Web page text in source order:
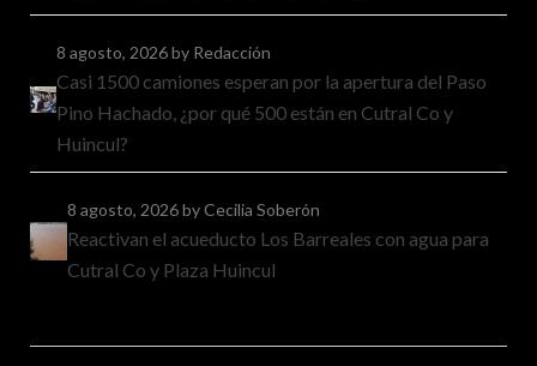
8 agosto, 2026by Redacción
Casi 1500 camiones esperan por la apertura del Paso
Pino Hachado, ¿por qué 500 están en Cutral Co y
Huincul?
8 agosto, 2026by Cecilia Soberón
Reactivan el acueducto Los Barreales con agua para
Cutral Co y Plaza Huincul